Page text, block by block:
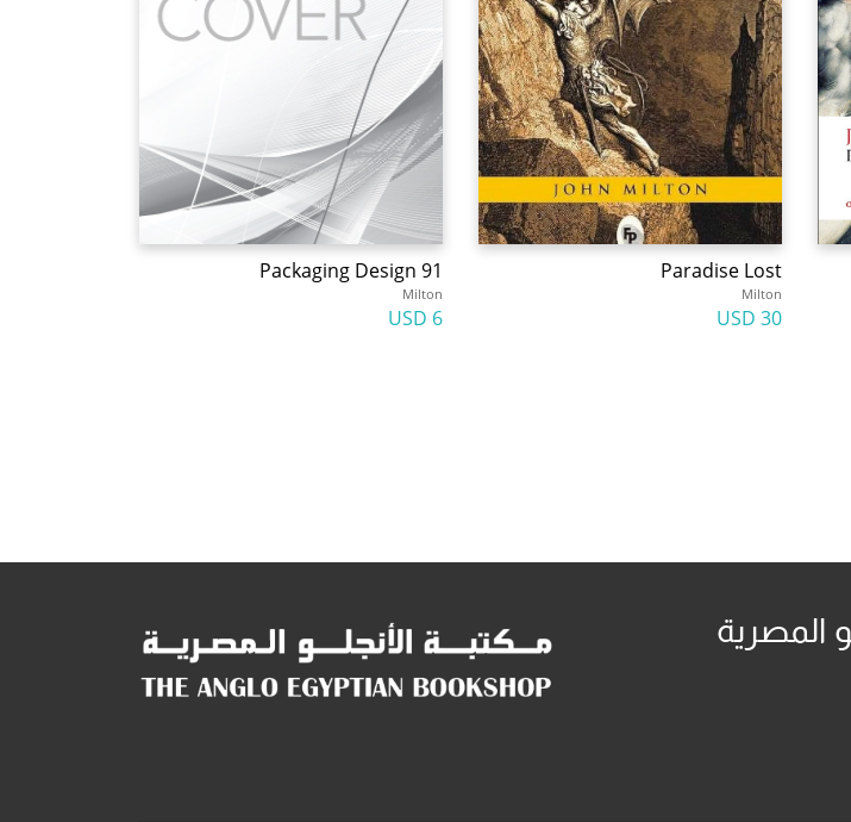
Paradise Lost
Milton
30 USD
Packaging Design 91
Milton
6 USD
المصرية